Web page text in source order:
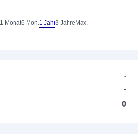
1 Monat6 Mon.1 Jahr3 Jahre Max.
-
-
0